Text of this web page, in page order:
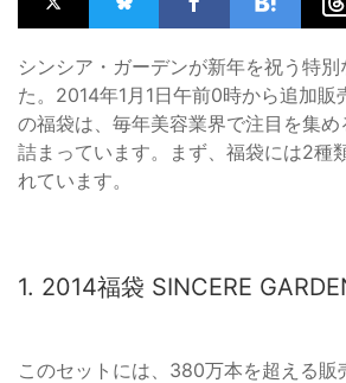
シンシア・ガーデンが新年を祝う特
た。2014年1月1日午前0時から追加販
の福袋は、毎年美容業界で注目を集
詰まっています。まず、福袋には2種
れています。
1. 2014福袋 SINCERE
このセットには、380万本を超える販